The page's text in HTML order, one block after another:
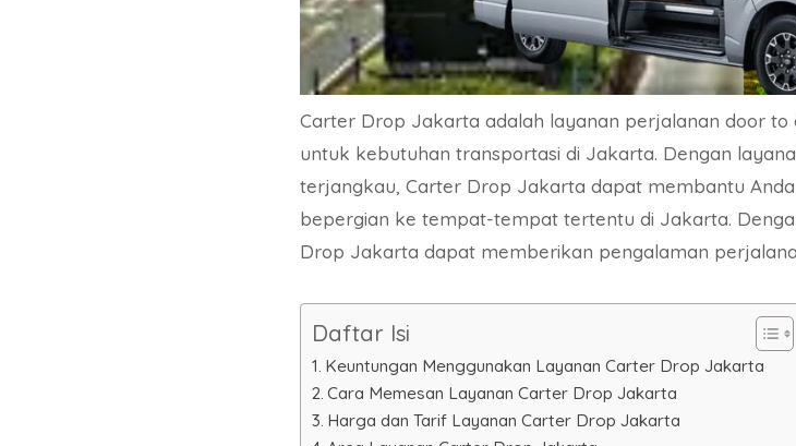
Carter Drop Jakarta adalah layanan perjalanan door
untuk kebutuhan transportasi di Jakarta. Dengan
terjangkau, Carter Drop Jakarta dapat membantu
bepergian ke tempat-tempat tertentu di Jakarta.
Drop Jakarta dapat memberikan pengalaman
Daftar Isi
Keuntungan Menggunakan Layanan Carter Drop Jakarta
Cara Memesan Layanan Carter Drop Jakarta
Harga dan Tarif Layanan Carter Drop Jakarta